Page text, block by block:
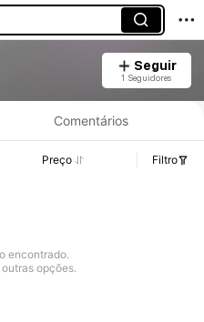
Seguir
1 Seguidores
Preço, Vendas e Detalhes de Stock.
Comentários
Preço Filtro
encontrado.
opções.